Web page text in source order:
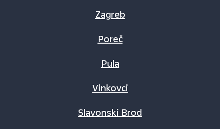
Zagreb
Poreč
Pula
Vinkovci
Slavonski Brod